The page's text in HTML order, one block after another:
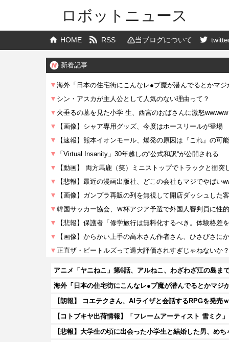
ロボットニュース
HOME RSS 当ブログについて
新着記事
アニメ「ヤニねこ」第6話、アルねこ、わざわざ江の島ま
海外「日本の住宅街にこんなレ●プ魔が潜んでるとかマ
【朗報】 コエテクさん、AIライザと会話するRPGを発売
【悲報】大学生の頃に出会った小学生と結婚した男、め